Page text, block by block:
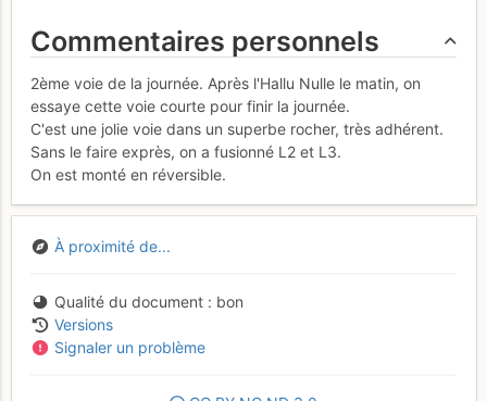
Commentaires personnels
2ème voie de la journée. Après l'Hallu Nulle le matin, on
essaye cette voie courte pour finir la journée.
C'est une jolie voie dans un superbe rocher, très adhérent.
Sans le faire exprès, on a fusionné L2 et L3.
On est monté en réversible.
À proximité de...
Qualité du document
bon
Versions
Signaler un problème